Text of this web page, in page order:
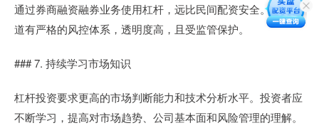
通过券商融资融券业务使用杠杆，远比民间配资安全。正规渠
道有严格的风控体系，透明度高，且受监管保护。
### 7. 持续学习市场知识
杠杆投资要求更高的市场判断能力和技术分析水平。投资者应
不断学习，提高对市场趋势、公司基本面和风险管理的理解。